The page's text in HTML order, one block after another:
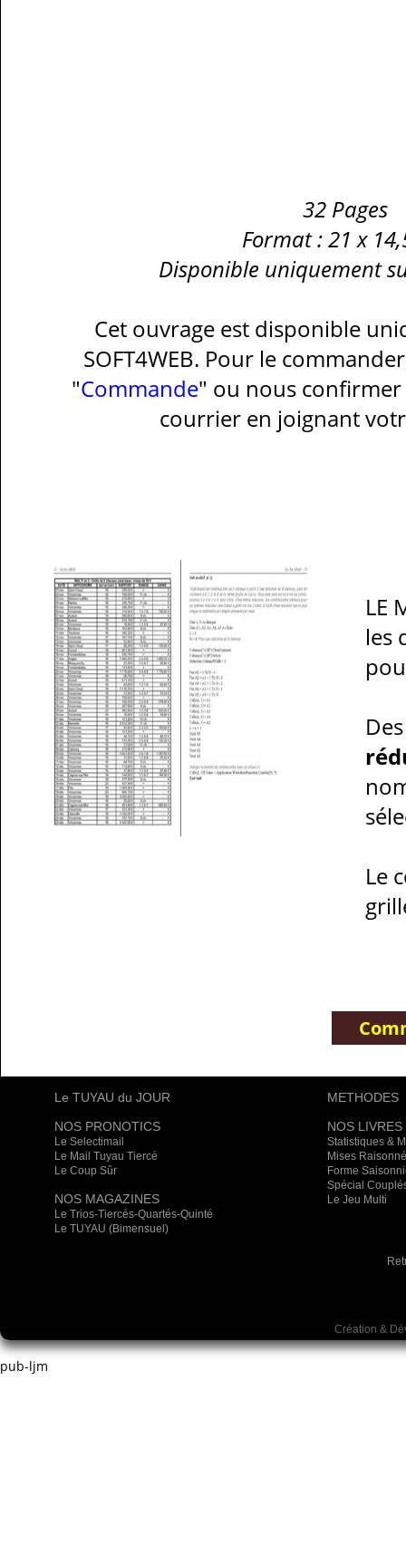
32 Pages
Format : 21 x
Disponible uniquement
Cet ouvrage est disponible
SOFT4WEB. Pour le
"Commande" ou nous
courrier en joignant
LE
les
Le
Le TUYAU du JOUR
NOS PRONOTICS
Le Selectimail
Le Mail Tuyau Tiercé
Le Coup Sûr
NOS MAGAZINES
Le Trios-Tiercés-Quartés-Quinté
Le TUYAU (Bimensuel)
METHODES
NOS LIVRES
Statistiques &
Mises
Forme
Spécial
Le Jeu Multi
Création &
pub-ljm